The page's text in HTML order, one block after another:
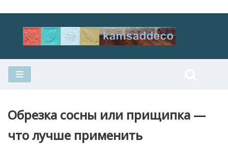
Перейти
Обрезка сосны или прищипка —
что лучше применить